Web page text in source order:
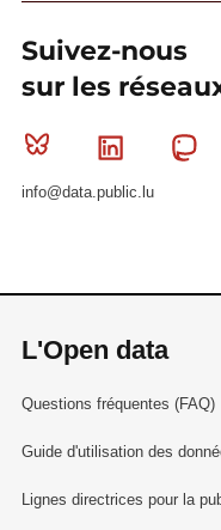
Suivez-nous
sur les
Bluesky Linkedin
info@data.public.lu
L'Open data
Questions fréquentes (FAQ)
Guide d'utilisation des
Lignes directrices pour la